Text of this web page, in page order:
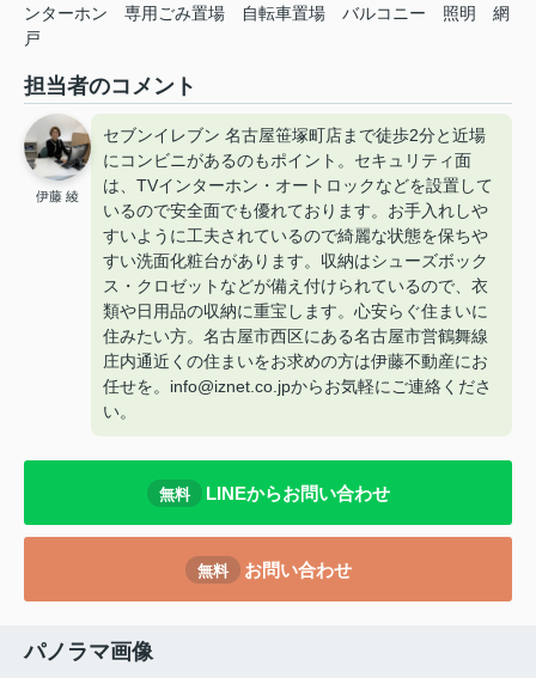
ンターホン
専用ごみ置場 自転車置場 バルコニー 照明
網
戸
担当者のコメント
伊藤 綾
セブンイレブン 名古屋笹塚町店まで徒歩2分と近場
にコンビニがあるのもポイント。セキュリティ面
は、TVインターホン・オートロックなどを設置して
いるので安全面でも優れております。お手入れしや
すいように工夫されているので綺麗な状態を保ちや
すい洗面化粧台があります。収納はシューズボック
ス・クロゼットなどが備え付けられているので、衣
類や日用品の収納に重宝します。心安らぐ住まいに
住みたい方。名古屋市西区にある名古屋市営鶴舞線
庄内通近くの住まいをお求めの方は伊藤不動産にお
任せを。info@iznet.co.jpからお気軽にご連絡くださ
い。
無料 LINEからお問い合わせ
無料 お問い合わせ
パノラマ画像